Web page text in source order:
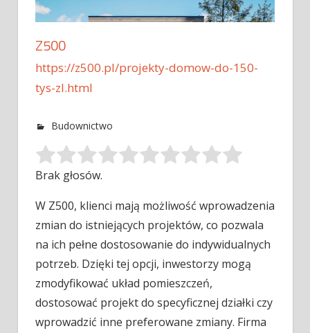
Z500
https://z500.pl/projekty-domow-do-150-
tys-zl.html
Budownictwo
Brak głosów.
W Z500, klienci mają możliwość wprowadzenia
zmian do istniejących projektów, co pozwala
na ich pełne dostosowanie do indywidualnych
potrzeb. Dzięki tej opcji, inwestorzy mogą
zmodyfikować układ pomieszczeń,
dostosować projekt do specyficznej działki czy
wprowadzić inne preferowane zmiany. Firma